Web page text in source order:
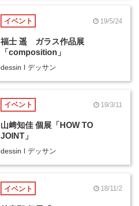
イベント 19/5/24
福士 遥 ガラス作品展
「composition」
dessin I デッサン
イベント 19/3/11
山﨑知佳 個展「HOW TO
JOINT」
dessin I デッサン
イベント 18/11/2